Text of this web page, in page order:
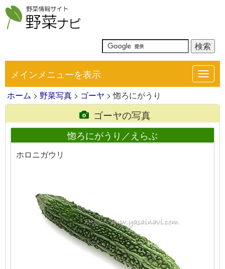
メインメニューを表示
ホーム > 野菜写真 > ゴーヤ > 惚ろにがうり
ゴーヤの写真
惚ろにがうり／えらぶ
ホロニガウリ